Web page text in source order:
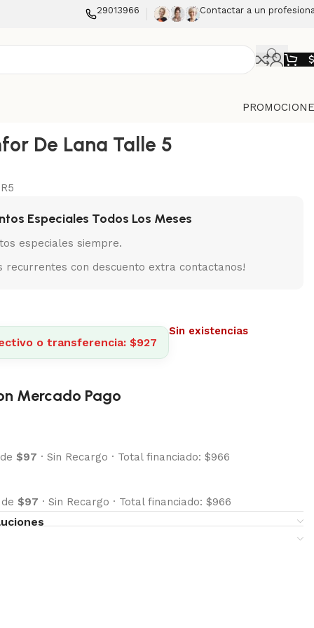
29013966 Contactar a un
$
De Lana Talle 5
Especiales Todos Los Meses
especiales siempre.
recurrentes con descuento extra contactanos!
o transferencia: $927
Sin existencias
Mercado Pago
$97 · Sin Recargo · Total financiado: $966
$97 · Sin Recargo · Total financiado: $966